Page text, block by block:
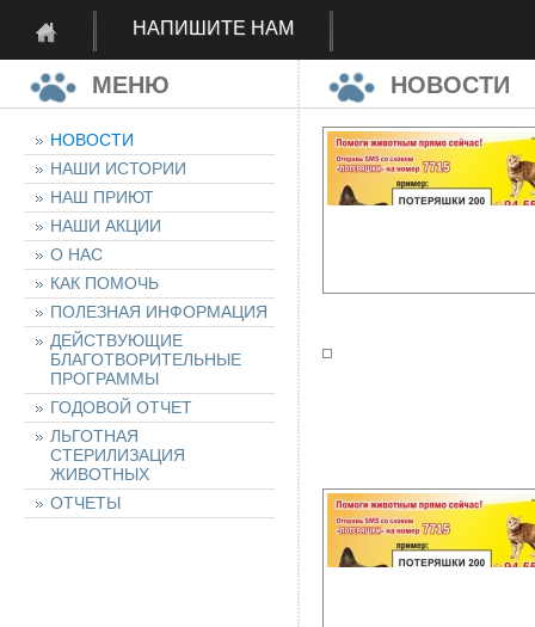
НАПИШИТЕ НАМ
МЕНЮ
НОВОСТИ
НАШИ ИСТОРИИ
НАШ ПРИЮТ
НАШИ АКЦИИ
О НАС
КАК ПОМОЧЬ
ПОЛЕЗНАЯ ИНФОРМАЦИЯ
ДЕЙСТВУЮЩИЕ
БЛАГОТВОРИТЕЛЬНЫЕ
ПРОГРАММЫ
ГОДОВОЙ ОТЧЕТ
ЛЬГОТНАЯ
СТЕРИЛИЗАЦИЯ
ЖИВОТНЫХ
ОТЧЕТЫ
НОВОСТИ